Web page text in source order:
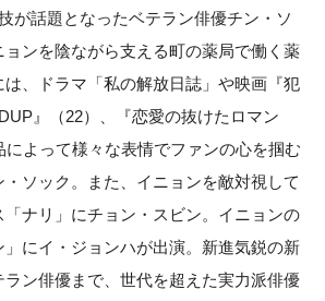
が話題となったベテラン俳優チン・ソ
ョンを陰ながら支える町の薬局で働く薬
、ドラマ「私の解放日誌」や映画『犯
』（22）、『恋愛の抜けたロマン
によって様々な表情でファンの心を掴む
ソック。また、イニョンを敵対視して
ナリ」にチョン・スビン。イニョンの
にイ・ジョンハが出演。新進気鋭の新
ン俳優まで、世代を超えた実力派俳優